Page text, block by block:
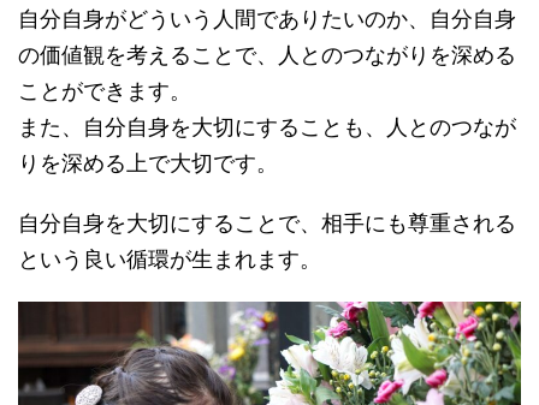
自分自身がどういう人間でありたいのか、自分自身
の価値観を考えることで、人とのつながりを深める
ことができます。
また、自分自身を大切にすることも、人とのつなが
りを深める上で大切です。
自分自身を大切にすることで、相手にも尊重される
という良い循環が生まれます。